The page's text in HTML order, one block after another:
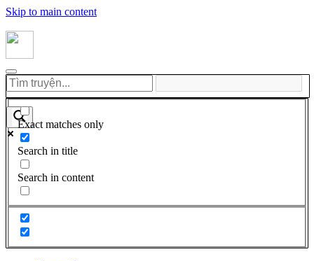
Skip to main content
Exact matches only
Search in title
Search in content